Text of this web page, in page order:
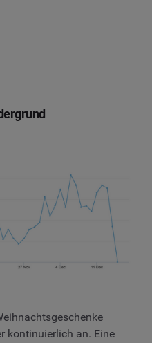
kontinuierlich an. Eine